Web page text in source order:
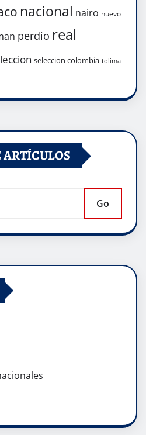
nacional nairo nuevo
perdio real
seleccion colombia tolima
ARTÍCULOS
Go